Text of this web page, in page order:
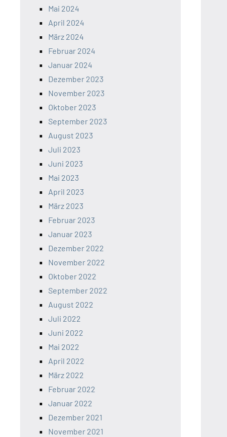
Mai 2024
April 2024
März 2024
Februar 2024
Januar 2024
Dezember 2023
November 2023
Oktober 2023
September 2023
August 2023
Juli 2023
Juni 2023
Mai 2023
April 2023
März 2023
Februar 2023
Januar 2023
Dezember 2022
November 2022
Oktober 2022
September 2022
August 2022
Juli 2022
Juni 2022
Mai 2022
April 2022
März 2022
Februar 2022
Januar 2022
Dezember 2021
November 2021